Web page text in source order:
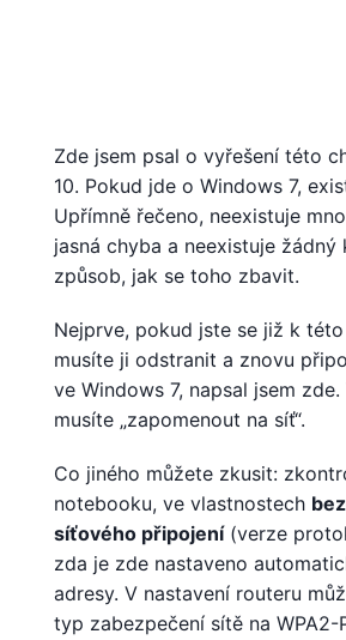
Zde jsem psal o vyřešení této
10. Pokud jde o Windows 7,
Upřímně řečeno, neexistuje
jasná chyba a neexistuje žádný
způsob, jak se toho zbavit.
Nejprve, pokud jste se již k
musíte ji odstranit a znovu
ve Windows 7, napsal jsem zde.
musíte „zapomenout na síť“.
Co jiného můžete zkusit:
notebooku, ve vlastnostech
síťového připojení(verze
zda je zde nastaveno
adresy. V nastavení routeru
typ zabezpečení sítě na WPA2-